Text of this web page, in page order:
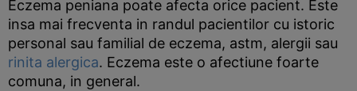
Eczema peniana poate afecta orice pacient. Este
insa mai frecventa in randul pacientilor cu istoric
personal sau familial de eczema, astm, alergii sau
rinita alergica. Eczema este o afectiune foarte
comuna, in general.